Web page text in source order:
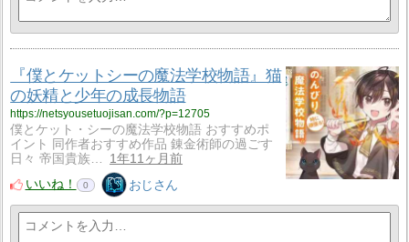
『僕とケットシーの魔法学校物語』猫
の妖精と少年の成長物語
https://netsyousetuojisan.com/?p=12705
僕とケット・シーの魔法学校物語 おすすめポ
イント 同作者おすすめ作品 錬金術師の過ごす
日々 帝国貴族…
1年11ヶ月前
いいね！
0 おじさん